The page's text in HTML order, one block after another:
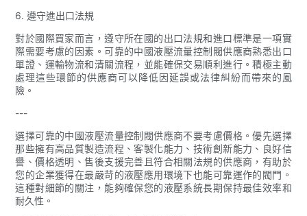
6. 遵守進出口法規
對於國際買家而言，遵守所在國的出口法規和進口標準是一項實
際需要考慮的因素。可靠的中國液壓流量控制閥供應商熟悉出口
單證、運輸物流和清關流程，並能確保交易順利進行。積極主動
處理這些環節的供應商可以降低因延誤或法律糾紛而帶來的風
險。
---
選擇可靠的中國液壓流量控制閥供應商不要考慮價格。優先選擇
那些擁有高品質製造流程、客製化能力、技術創新能力、良好信
譽、價格透明、售後支援完善且符合相關法規的供應商，有助於
您的企業獲得在最嚴苛的液壓應用環境下也能可靠運作的閥門。
這種對細節的關注，能夠確保您的液壓系統長期保持最佳效率和
耐久性。